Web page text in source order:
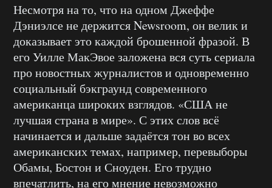
Несмотря на то, что на одном Джеффе
Дэниэлсе не держится Newsroom, он велик и
доказывает это каждой брошенной фразой. В
его Уилле МакЭвое заложена вся суть сериала
про новостных журналистов и одновременно
социальный бэкграунд современного
американца широких взглядов. «США не
лучшая страна в мире». С этих слов всё
начинается и дальше задаётся тон во всех
американских темах, например, перевыборы
Обамы, Бостон и Сноуден. Его трудно
впечатлить, на его мнение невозможно